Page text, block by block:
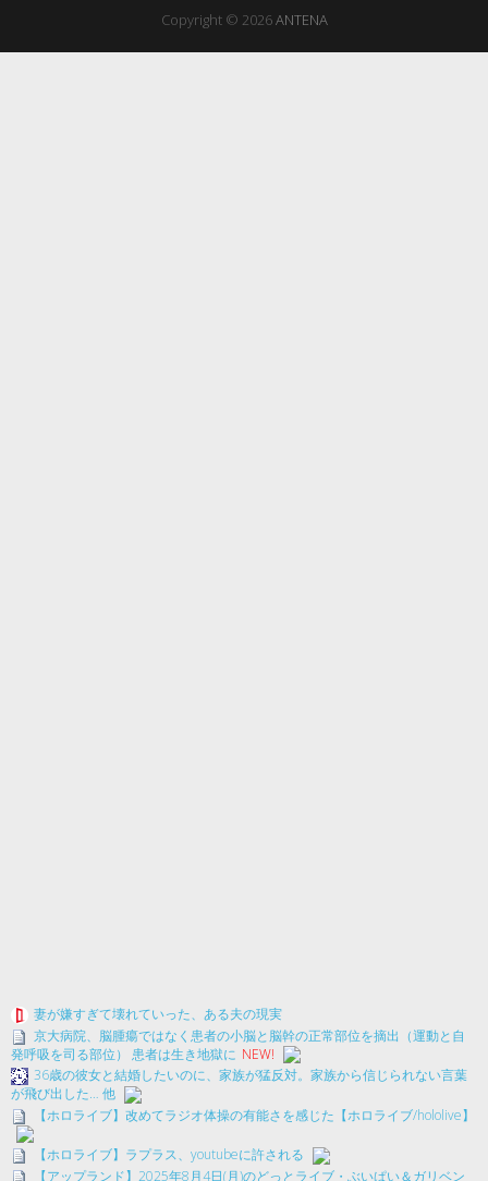
Copyright © 2026ANTENA
妻が嫌すぎて壊れていった、ある夫の現実
京大病院、脳腫瘍ではなく患者の小脳と脳幹の正常部位を摘出（運動と自
発呼吸を司る部位） 患者は生き地獄に NEW!
36歳の彼女と結婚したいのに、家族が猛反対。家族から信じられない言葉
が飛び出した… 他
【ホロライブ】改めてラジオ体操の有能さを感じた【ホロライブ/hololive】
【ホロライブ】ラプラス、youtubeに許される
【アップランド】2025年8月4日(月)のどっとライブ・ぶいぱい＆ガリベン